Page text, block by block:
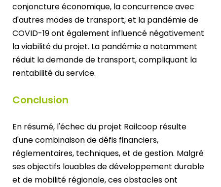
conjoncture économique, la concurrence avec
d'autres modes de transport, et la pandémie de
COVID-19 ont également influencé négativement
la viabilité du projet. La pandémie a notamment
réduit la demande de transport, compliquant la
rentabilité du service.
Conclusion
En résumé, l'échec du projet Railcoop résulte
d'une combinaison de défis financiers,
réglementaires, techniques, et de gestion. Malgré
ses objectifs louables de développement durable
et de mobilité régionale, ces obstacles ont